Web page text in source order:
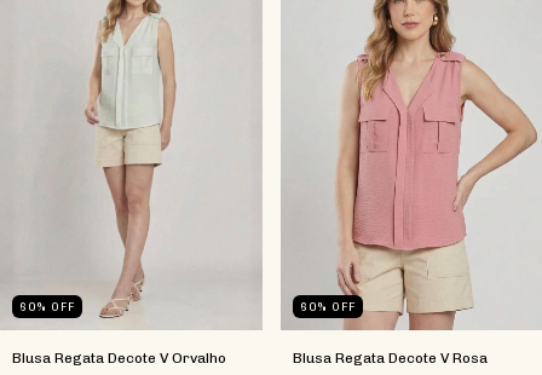
60% OFF
Blusa Regata Decote V Orvalho
60% OFF
Blusa Regata Decote V Rosa